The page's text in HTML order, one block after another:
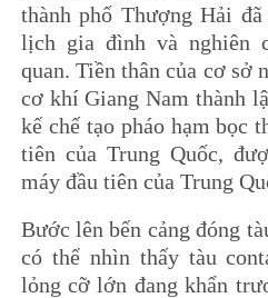
thành phố Thượng Hải
lịch gia đình và nghiên
quan. Tiền thân của cơ sở
cơ khí Giang Nam thành
kế chế tạo pháo hạm bọc
tiên của Trung Quốc,
máy đầu tiên của Trung
Bước lên bến cảng đóng
có thể nhìn thấy tàu
lỏng cỡ lớn đang khẩn